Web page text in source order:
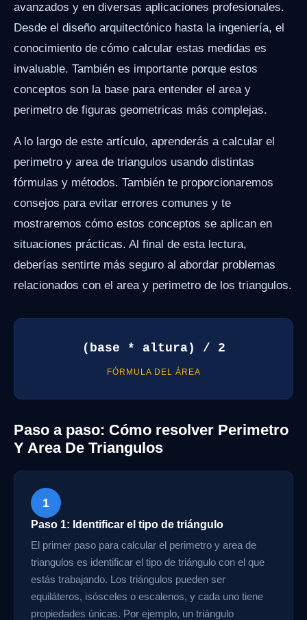
avanzados y en diversas aplicaciones profesionales.
Desde el diseño arquitectónico hasta la ingeniería, el
conocimiento de cómo calcular estas medidas es
invaluable. También es importante porque estos
conceptos son la base para entender el area y
perimetro de figuras geometricas más complejas.
A lo largo de este artículo, aprenderás a calcular el
perimetro y area de triangulos usando distintas
fórmulas y métodos. También te proporcionaremos
consejos para evitar errores comunes y te
mostraremos cómo estos conceptos se aplican en
situaciones prácticas. Al final de esta lectura,
deberías sentirte más seguro al abordar problemas
relacionados con el area y perimetro de los triangulos.
(base * altura) / 2
FÓRMULA DEL ÁREA
Paso a paso: Cómo resolver Perimetro
Y Area De Triangulos
1
Paso 1: Identificar el tipo de triángulo
El primer paso para calcular el perimetro y area de
triangulos es identificar el tipo de triángulo con el que
estás trabajando. Los triángulos pueden ser
equiláteros, isósceles o escalenos, y cada uno tiene
propiedades únicas. Por ejemplo, un triángulo